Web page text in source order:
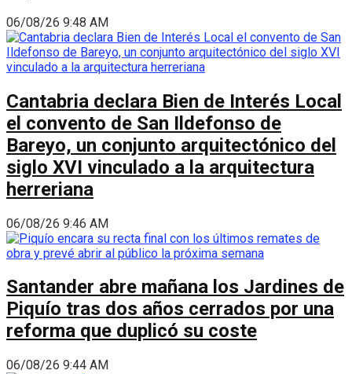
06/08/26 9:48 AM
Cantabria declara Bien de Interés Local
el convento de San Ildefonso de
Bareyo, un conjunto arquitectónico del
siglo XVI vinculado a la arquitectura
herreriana
06/08/26 9:46 AM
Santander abre mañana los Jardines de
Piquío tras dos años cerrados por una
reforma que duplicó su coste
06/08/26 9:44 AM